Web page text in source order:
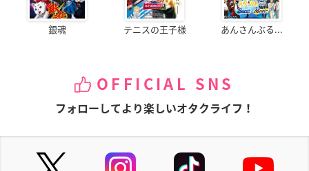
銀魂 テニスの王子様 あんさんぶる...
OFFICIAL SNS
フォローしてより楽しいオタクライフ！